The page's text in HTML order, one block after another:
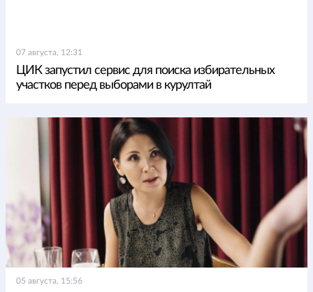
07 августа, 12:31
ЦИК запустил сервис для поиска избирательных
участков перед выборами в курултай
05 августа, 15:56